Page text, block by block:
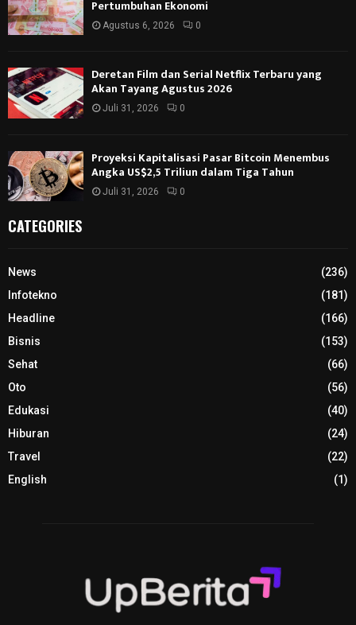
Pertumbuhan Ekonomi
Agustus 6, 2026 0
Deretan Film dan Serial Netflix Terbaru yang
Akan Tayang Agustus 2026
Juli 31, 2026 0
Proyeksi Kapitalisasi Pasar Bitcoin Menembus
Angka US$2,5 Triliun dalam Tiga Tahun
Juli 31, 2026 0
CATEGORIES
News
(236)
Infotekno
(181)
Headline
(166)
Bisnis
(153)
Sehat
(66)
Oto
(56)
Edukasi
(40)
Hiburan
(24)
Travel
(22)
English
(1)